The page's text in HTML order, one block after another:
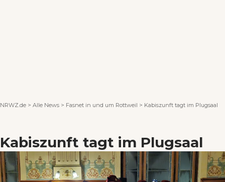
NRWZ.de > Alle News > Fasnet in und um Rottweil > Kabiszunft tagt im Plugsaal
Kabiszunft tagt im Plugsaal